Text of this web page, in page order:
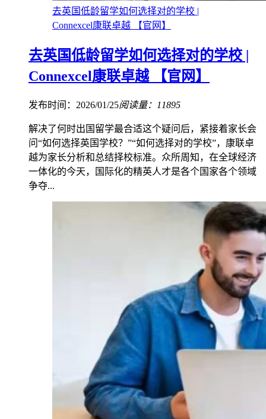
去英国低龄留学如何选择对的学校 |
Connexcel康联卓越 【官网】
去英国低龄留学如何选择对的学校 |
Connexcel康联卓越 【官网】
发布时间：2026/01/25阅读量：11895
解决了何时出国留学最合适这个疑问后，紧接着家长会
问“如何选择英国学校？”“如何选择对的学校”，康联卓
越为家长分析和总结择校标准。众所周知，在全球经济
一体化的今天，国际化的精英人才是各个国家各个领域
争夺...